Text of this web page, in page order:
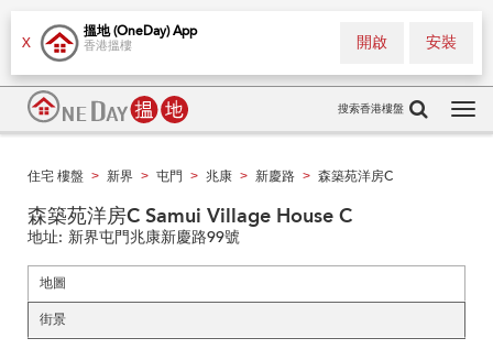
X
搵地 (OneDay) App
香港搵樓 安裝
開啟
搜索香港樓盤
住宅 樓盤 > 新界 > 屯門 > 兆康 > 新慶路 > 森築苑洋房C
森築苑洋房C Samui Village House C
地址: 新界屯門兆康新慶路99號
地圖
街景